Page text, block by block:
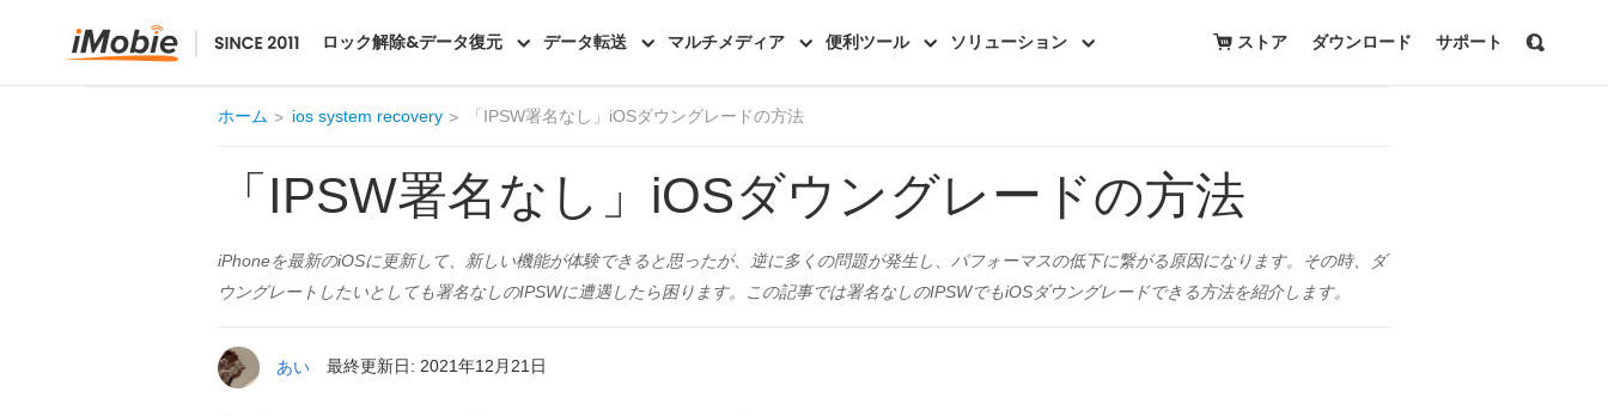
ストア ダウンロード サポート
ロック解除&データ復元 データ転送 マルチメディア 便利ツール ソリューション
AnyFix iOSシステム修復 レビュー 無料ダウンロード 購入
ホーム ios system recovery 「IPSW署名なし」iOSダウングレードの方法
「IPSW署名なし」iOSダウングレードの方法
iPhoneを最新のiOSに更新して、新しい機能が体験できると思ったが、逆に多くの問題が発生し、パフォーマスの低下に繋がる原因になります。その時、ダ
ウングレートしたいとしても署名なしのIPSWに遭遇したら困ります。この記事では署名なしのIPSWでもiOSダウングレードできる方法を紹介します。
あい 最終更新日: 2021年12月21日